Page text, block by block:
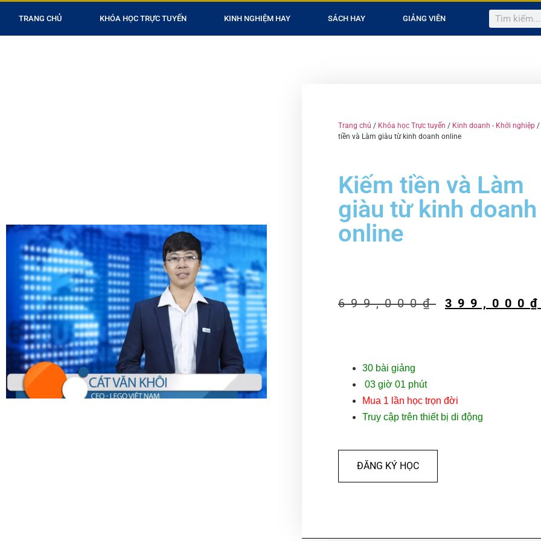
TRANG CHỦ KHÓA HỌC TRỰC TUYẾN KINH NGHIỆM HAY SÁCH HAY GIẢNG VIÊN
Trang chủ / Khóa học Trực tuyến / Kinh doanh - Khởi nghiệp /
tiền và Làm giàu từ kinh doanh online
Kiếm tiền và Làm
giàu từ kinh doanh
online
699,000₫ 399,000
30 bài giảng
03 giờ 01 phút
Mua 1 lần học trọn đời
Truy cập trên thiết bị di động
ĐĂNG KÝ HỌC